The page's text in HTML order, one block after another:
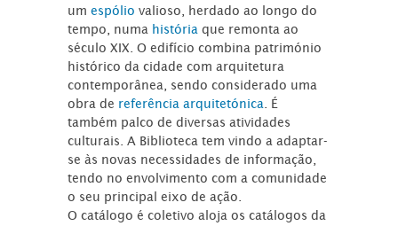
umespóliovalioso, herdado ao longo do
tempo, numa história que remonta ao
século XIX. O edifício combina património
histórico da cidade com arquitetura
contemporânea, sendo considerado uma
obra de referência arquitetónica . É
também palco de diversas atividades
culturais. A Biblioteca tem vindo a adaptar-
se às novas necessidades de informação,
tendo no envolvimento com a comunidade
o seu principal eixo de ação.
O catálogo é coletivo aloja os catálogos da